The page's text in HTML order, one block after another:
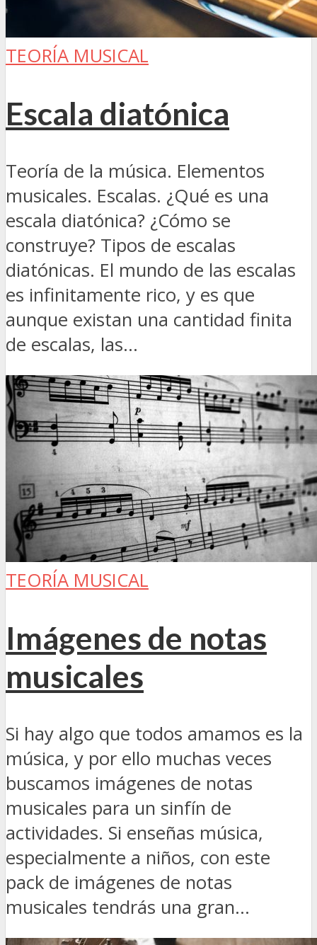
TEORÍA MUSICAL
Escala diatónica
Teoría de la música. Elementos
musicales. Escalas. ¿Qué es una
escala diatónica? ¿Cómo se
construye? Tipos de escalas
diatónicas. El mundo de las escalas
es infinitamente rico, y es que
aunque existan una cantidad finita
de escalas, las...
TEORÍA MUSICAL
Imágenes de notas
musicales
Si hay algo que todos amamos es la
música, y por ello muchas veces
buscamos imágenes de notas
musicales para un sinfín de
actividades. Si enseñas música,
especialmente a niños, con este
pack de imágenes de notas
musicales tendrás una gran...